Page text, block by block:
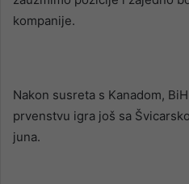
kompanije.
Nakon susreta s Kanadom,
prvenstvu igra još sa
juna.